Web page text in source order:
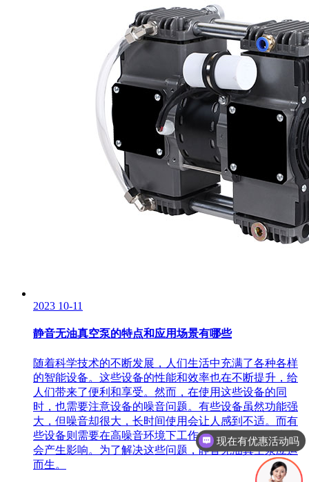
2023 10-11
静音无油真空泵的特点和应用场景有哪些
随着科学技术的不断发展，人们生活中充满了各种各样
的智能设备。这些设备的性能和效率也在不断提升，给
人们带来了便利和享受。然而，在使用这些设备的同
时，也需要注意设备的噪音问题。有些设备虽然功能强
大，但噪音却很大，长时间使用会让人感到不适。而有
些设备则需要在高噪音环境下工作，对人的身体健康也
会产生影响。为了解决这些问题，静音无油真空泵应运
而生。
可以介绍下你们的产品么
现在有优惠活动吗